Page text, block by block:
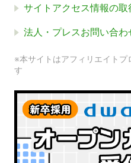
サイトアクセス情報の取
法人・プレスお問い合わ
※本サイトはアフィリエイトプ
す